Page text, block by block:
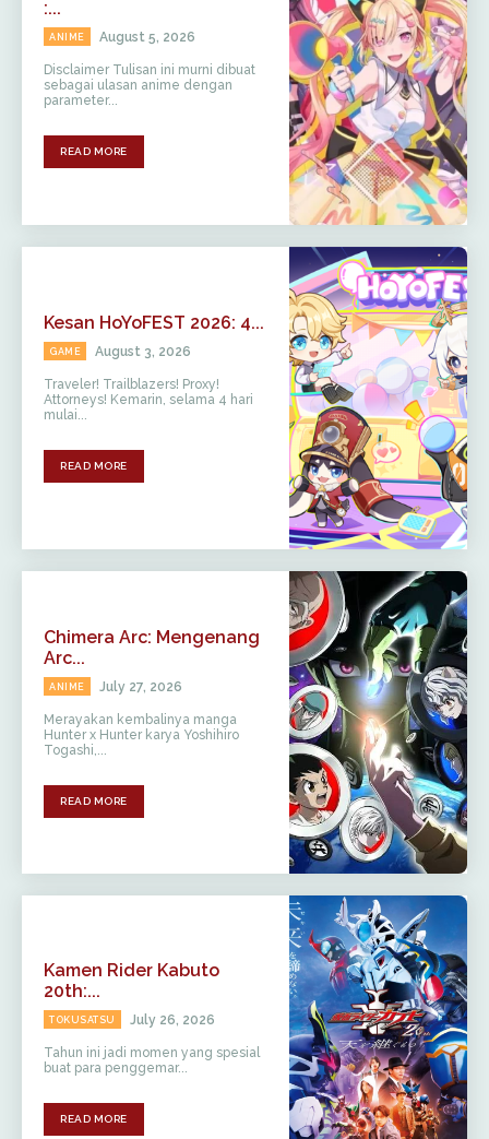
:...
ANIME August 5, 2026
Disclaimer Tulisan ini murni dibuat
sebagai ulasan anime dengan
parameter...
READ MORE
Kesan HoYoFEST 2026: 4...
GAME August 3, 2026
Traveler! Trailblazers! Proxy!
Attorneys! Kemarin, selama 4 hari
mulai...
READ MORE
Chimera Arc: Mengenang
Arc...
ANIME July 27, 2026
Merayakan kembalinya manga
Hunter x Hunter karya Yoshihiro
Togashi,...
READ MORE
Kamen Rider Kabuto
20th:...
TOKUSATSU July 26, 2026
Tahun ini jadi momen yang spesial
buat para penggemar...
READ MORE